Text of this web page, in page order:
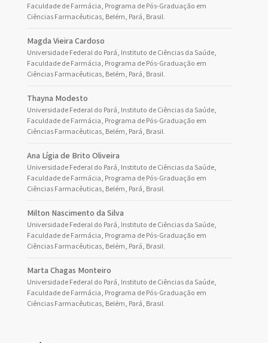
Faculdade de Farmácia, Programa de Pós-Graduação em
Ciências Farmacêuticas, Belém, Pará, Brasil.
Magda Vieira Cardoso
Universidade Federal do Pará, Instituto de Ciências da Saúde,
Faculdade de Farmácia, Programa de Pós-Graduação em
Ciências Farmacêuticas, Belém, Pará, Brasil.
Thayna Modesto
Universidade Federal do Pará, Instituto de Ciências da Saúde,
Faculdade de Farmácia, Programa de Pós-Graduação em
Ciências Farmacêuticas, Belém, Pará, Brasil.
Ana Lígia de Brito Oliveira
Universidade Federal do Pará, Instituto de Ciências da Saúde,
Faculdade de Farmácia, Programa de Pós-Graduação em
Ciências Farmacêuticas, Belém, Pará, Brasil.
Milton Nascimento da Silva
Universidade Federal do Pará, Instituto de Ciências da Saúde,
Faculdade de Farmácia, Programa de Pós-Graduação em
Ciências Farmacêuticas, Belém, Pará, Brasil.
Marta Chagas Monteiro
Universidade Federal do Pará, Instituto de Ciências da Saúde,
Faculdade de Farmácia, Programa de Pós-Graduação em
Ciências Farmacêuticas, Belém, Pará, Brasil.